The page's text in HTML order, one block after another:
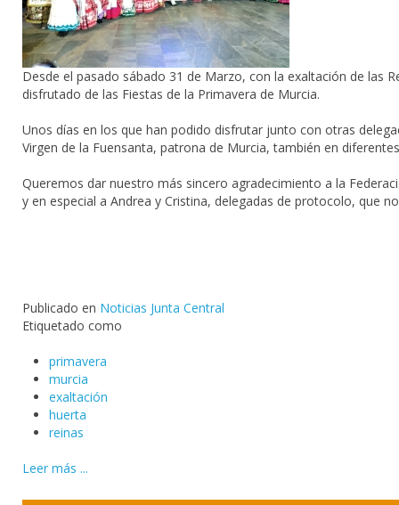
Desde el pasado sábado 31 de Marzo, con la exaltación de las
disfrutado de las Fiestas de la Primavera de Murcia.
Unos días en los que han podido disfrutar junto con otras
Virgen de la Fuensanta, patrona de Murcia, también en
Queremos dar nuestro más sincero agradecimiento a la
y en especial a Andrea y Cristina, delegadas de protocolo, que
Publicado en Noticias Junta Central
Etiquetado como
primavera
murcia
exaltación
huerta
reinas
Leer más ...